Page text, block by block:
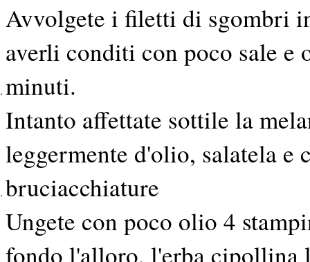
Avvolgete i filetti di sgombri
averli conditi con poco sale e
minuti.
Intanto affettate sottile la
leggermente d'olio, salatela e
bruciacchiature
Ungete con poco olio 4
fondo l'alloro, l'erba cipollina